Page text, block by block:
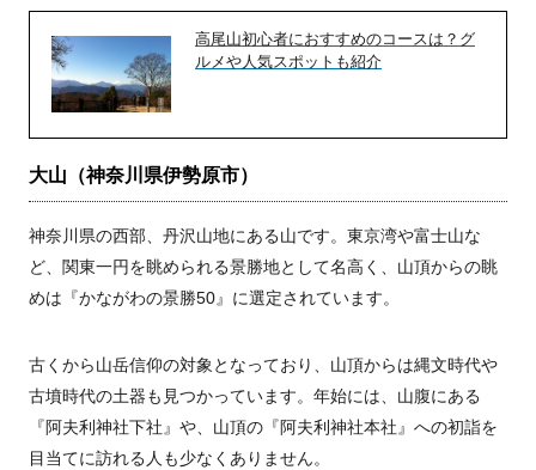
高尾山初心者におすすめのコースは？グ
ルメや人気スポットも紹介
大山（神奈川県伊勢原市）
神奈川県の西部、丹沢山地にある山です。東京湾や富士山な
ど、関東一円を眺められる景勝地として名高く、山頂からの眺
めは『かながわの景勝50』に選定されています。
古くから山岳信仰の対象となっており、山頂からは縄文時代や
古墳時代の土器も見つかっています。年始には、山腹にある
『阿夫利神社下社』や、山頂の『阿夫利神社本社』への初詣を
目当てに訪れる人も少なくありません。